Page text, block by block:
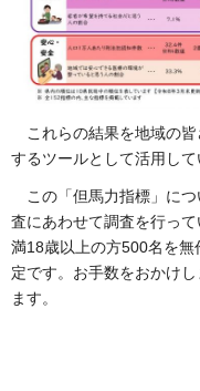
これらの結果を地域の皆
するツールとして活用して
この「但馬力指標」につ
査にあわせて調査を行っ
満18歳以上の方500名を
定です。お手数をおかけ
ます。